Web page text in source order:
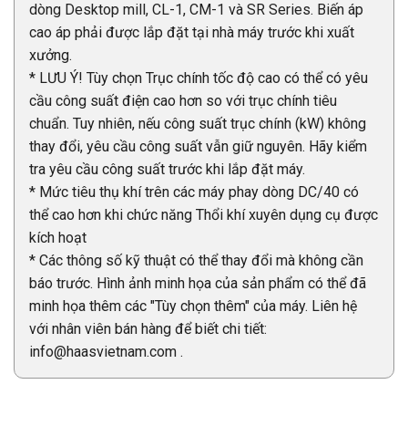
dòng Desktop mill, CL-1, CM-1 và SR Series. Biến áp
cao áp phải được lắp đặt tại nhà máy trước khi xuất
xưởng.
* LƯU Ý! Tùy chọn Trục chính tốc độ cao có thể có yêu
cầu công suất điện cao hơn so với trục chính tiêu
chuẩn. Tuy nhiên, nếu công suất trục chính (kW) không
thay đổi, yêu cầu công suất vẫn giữ nguyên. Hãy kiểm
tra yêu cầu công suất trước khi lắp đặt máy.
* Mức tiêu thụ khí trên các máy phay dòng DC/40 có
thể cao hơn khi chức năng Thổi khí xuyên dụng cụ được
kích hoạt
* Các thông số kỹ thuật có thể thay đổi mà không cần
báo trước. Hình ảnh minh họa của sản phẩm có thể đã
minh họa thêm các "Tùy chọn thêm" của máy. Liên hệ
với nhân viên bán hàng để biết chi tiết:
info@haasvietnam.com .